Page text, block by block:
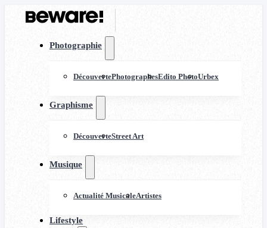
Photographie
DécouvertePhotographesEdito PhotoUrbex
Graphisme
DécouverteStreet Art
Musique
Actualité MusicaleArtistes
Lifestyle